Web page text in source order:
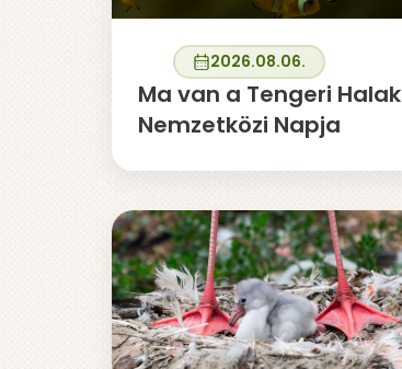
2026.08.06.
Ma van a Tengeri Halak
Nemzetközi Napja